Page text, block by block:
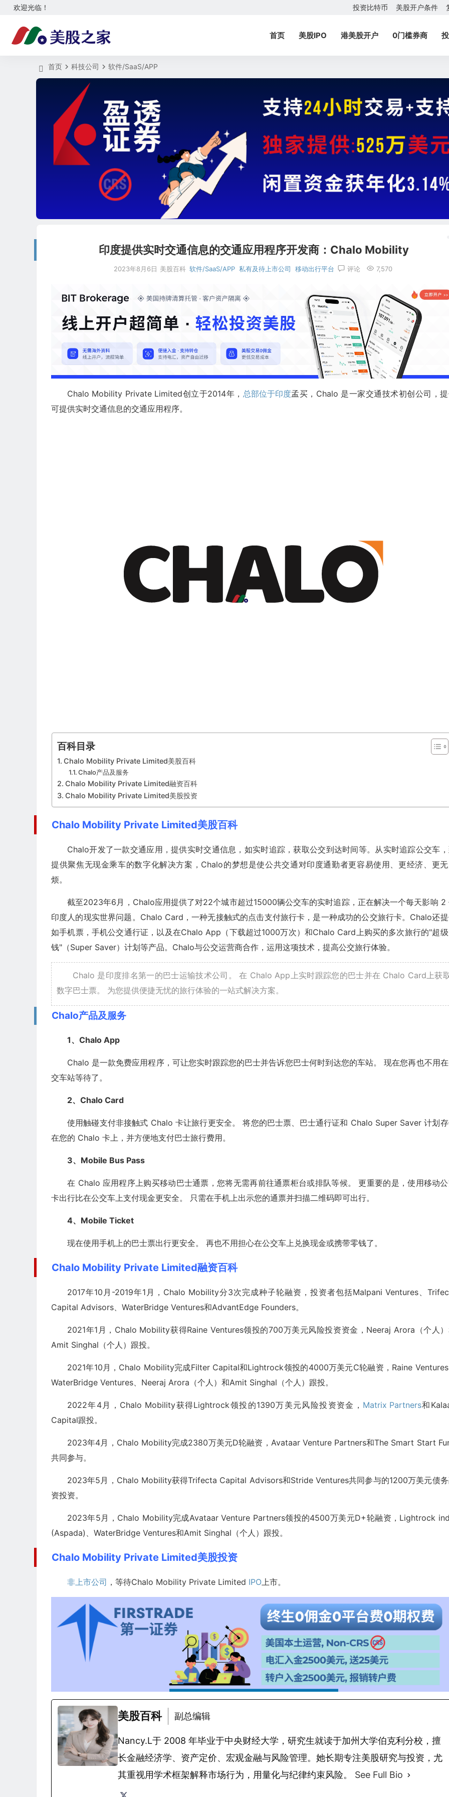
欢迎光临！ 投资比特币 美股开户条件
首页 美股IPO 港美股开户 0门槛券商
首页 科技公司 软件/SaaS/APP
印度提供实时交通信息的交通应用程序开发商：Chalo Mobility
2023年8月6日 美股百科 软件/SaaS/APP 私有及待上市公司 移动出行平台 评论 7,570
Chalo Mobility Private Limited创立于2014年， 总部位于印度孟买，Chalo 是一家交通技术初创公司，
可提供实时交通信息的交通应用程序。
百科目录
Chalo Mobility Private Limited美股百科
Chalo产品及服务
Chalo Mobility Private Limited融资百科
Chalo Mobility Private Limited美股投资
Chalo Mobility Private Limited美股百科
Chalo开发了一款交通应用，提供实时交通信息，如实时追踪，获取公交到达时间等。从实时追踪公交车
提供聚焦无现金乘车的数字化解决方案，Chalo的梦想是使公共交通对印度通勤者更容易使用、更经济、更
烦。
截至2023年6月，Chalo应用提供了对22个城市超过15000辆公交车的实时追踪，正在解决一个每天影响 2
印度人的现实世界问题。Chalo Card，一种无接触式的点击支付旅行卡，是一种成功的公交旅行卡。Chalo还
如手机票，手机公交通行证，以及在Chalo App（下载超过1000万次）和Chalo Card上购买的多次旅行的"超
钱"（Super Saver）计划等产品。Chalo与公交运营商合作，运用这项技术，提高公交旅行体验。
Chalo 是印度排名第一的巴士运输技术公司。 在 Chalo App上实时跟踪您的巴士并在 Chalo Card上获
数字巴士票。 为您提供便捷无忧的旅行体验的一站式解决方案。
Chalo产品及服务
1、Chalo App
Chalo 是一款免费应用程序，可让您实时跟踪您的巴士并告诉您巴士何时到达您的车站。 现在您再也不用
交车站等待了。
2、Chalo Card
使用触碰支付非接触式 Chalo 卡让旅行更安全。 将您的巴士票、巴士通行证和 Chalo Super Saver 计划
在您的 Chalo 卡上，并方便地支付巴士旅行费用。
3、Mobile Bus Pass
在 Chalo 应用程序上购买移动巴士通票，您将无需再前往通票柜台或排队等候。 更重要的是，使用移动
卡出行比在公交车上支付现金更安全。 只需在手机上出示您的通票并扫描二维码即可出行。
4、Mobile Ticket
现在使用手机上的巴士票出行更安全。 再也不用担心在公交车上兑换现金或携带零钱了。
Chalo Mobility Private Limited融资百科
2017年10月-2019年1月，Chalo Mobility分3次完成种子轮融资，投资者包括Malpani Ventures、
Capital Advisors、WaterBridge Ventures和AdvantEdge Founders。
2021年1月，Chalo Mobility获得Raine Ventures领投的700万美元风险投资资金，Neeraj Arora（个人
Amit Singhal（个人）跟投。
2021年10月，Chalo Mobility完成Filter Capital和Lightrock领投的4000万美元C轮融资，Raine
WaterBridge Ventures、Neeraj Arora（个人）和Amit Singhal（个人）跟投。
2022年4月，Chalo Mobility获得Lightrock领投的1390万美元风险投资资金， Matrix Partners和
Capital跟投。
2023年4月，Chalo Mobility完成2380万美元D轮融资，Avataar Venture Partners和The Smart Start
共同参与。
2023年5月，Chalo Mobility获得Trifecta Capital Advisors和Stride Ventures共同参与的1200万美元债
资投资。
2023年5月，Chalo Mobility完成Avataar Venture Partners领投的4500万美元D+轮融资，Lightrock
(Aspada)、WaterBridge Ventures和Amit Singhal（个人）跟投。
Chalo Mobility Private Limited美股投资
非上市公司 ，等待Chalo Mobility Private Limited IPO 上市。
美股百科 副总编辑
Nancy.L于 2008 年毕业于中央财经大学，研究生就读于加州大学伯克利分校，擅
长金融经济学、资产定价、宏观金融与风险管理。她长期专注美股研究与投资，尤
其重视用学术框架解释市场行为，用量化与纪律约束风险。 See Full Bio